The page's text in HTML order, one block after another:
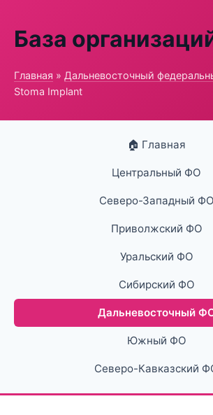
База
Главная » Дальневосточный
Stoma Implant
🏠 Главная
Центральный ФО
Северо-Западный ФО
Приволжский ФО
Уральский ФО
Сибирский ФО
Дальневосточный
Южный ФО
Северо-Кавказский